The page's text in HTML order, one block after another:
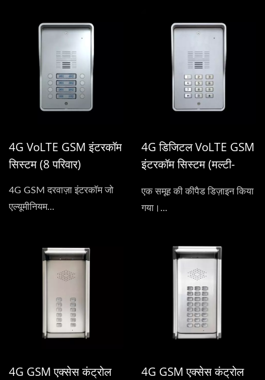
4G VoLTE GSM इंटरकॉम
सिस्टम (8 परिवार)
4G GSM दरवाज़ा इंटरकॉम जो
एल्यूमीनियम...
4G डिजिटल VoLTE GSM
इंटरकॉम सिस्टम (मल्टी-
एक समूह की कीपैड डिज़ाइन किया
गया।...
4G GSM एक्सेस कंट्रोल
4G GSM एक्सेस कंट्रोल